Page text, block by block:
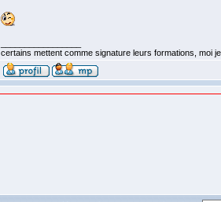
certains mettent comme signature leurs formations, moi